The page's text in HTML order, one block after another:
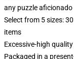
any puzzle aficionado
Select from 5 sizes:
items
Excessive-high
Packaged in a